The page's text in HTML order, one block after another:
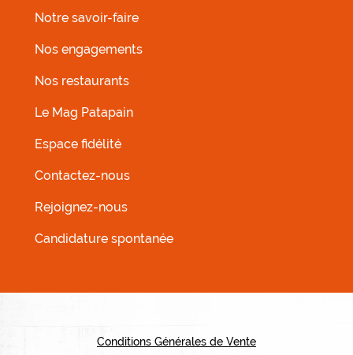
Notre savoir-faire
Nos engagements
Nos restaurants
Le Mag Patapain
Espace fidélité
Contactez-nous
Rejoignez-nous
Candidature spontanée
Conditions Générales de Vente